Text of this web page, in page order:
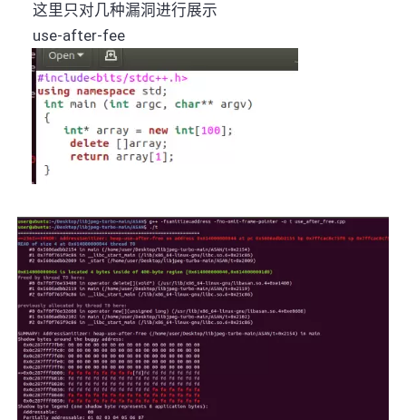
这里只对几种漏洞进行展示
use-after-fee